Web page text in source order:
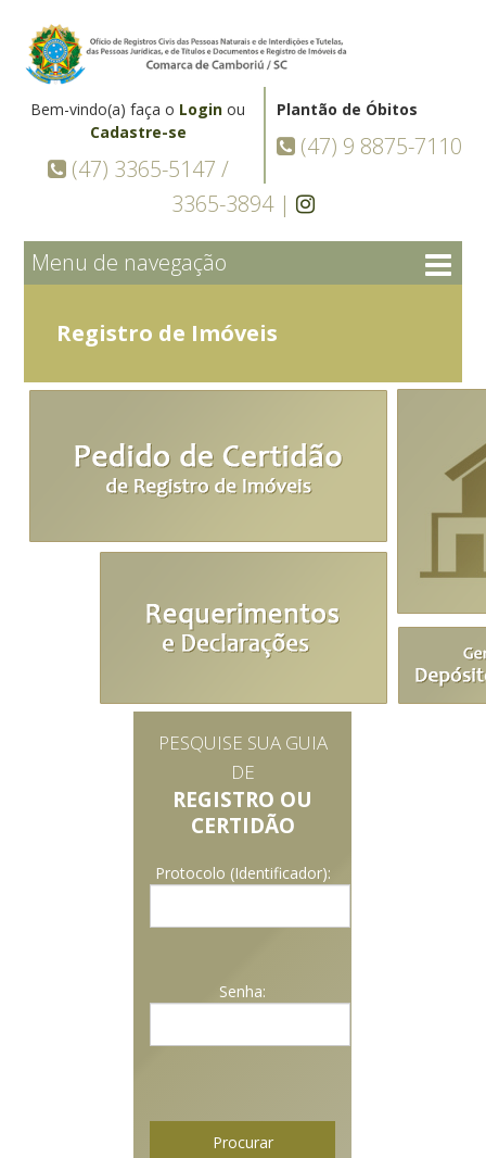
Plantão de Óbitos
(47) 9 8875-7110
Bem-vindo(a) faça o Login ou
Cadastre-se
(47) 3365-5147 /
3365-3894 |
Menu de navegação
Registro de Imóveis
PESQUISE SUA GUIA
DE
REGISTRO OU
CERTIDÃO
Protocolo (Identificador):
Senha: